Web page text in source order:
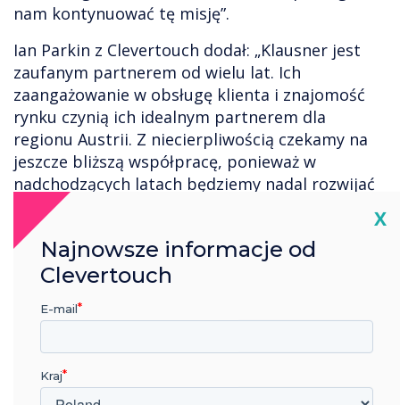
nam kontynuować tę misję”.
Ian Parkin z Clevertouch dodał: „Klausner jest
zaufanym partnerem od wielu lat. Ich
zaangażowanie w obsługę klienta i znajomość
rynku czynią ich idealnym partnerem dla
regionu Austrii. Z niecierpliwością czekamy na
jeszcze bliższą współpracę, ponieważ w
nadchodzących latach będziemy nadal rozwijać
naszą obecność”.
Umowa obejmuje pełne portfolio Clevertouch,
w tym kompletną platformę i produkty do
digital signage CleverLive, gamę interaktywnych
wyświetlaczy Impact, nową serię Pro Series 3
będą kontynuować współpracę przy wdrażaniu
produktów, szkoleniach i wspólnych działaniach
marketingowych, aby wspierać klientów w całej
X
Najnowsze informacje od
Clevertouch
E-mail
Kraj